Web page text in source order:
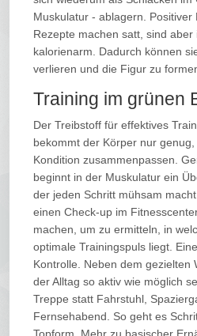
Muskulatur - ablagern. Positiver
Rezepte machen satt, sind aber
kalorienarm. Dadurch können
verlieren und die Figur zu
Training im grünen
Der Treibstoff für effektives
bekommt der Körper nur
Kondition zusammenpassen.
beginnt in der Muskulatur ein
der jeden Schritt mühsam
einen Check-up im
machen, um zu ermitteln, in
optimale Trainingspuls liegt.
Kontrolle. Neben dem gezielten
der Alltag so aktiv wie möglich
Treppe statt Fahrstuhl,
Fernsehabend. So geht es